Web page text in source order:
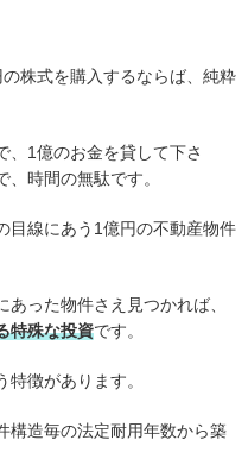
株式を購入するならば、純粋
、1億のお金を貸して下さ
時間の無駄です。
目線にあう1億円の不動産物件
った物件さえ見つかれば、
特殊な投資です。
特徴があります。
構造毎の法定耐用年数から築